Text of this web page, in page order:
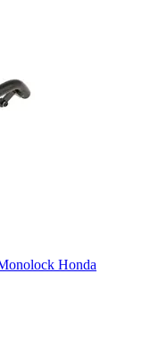
Honda